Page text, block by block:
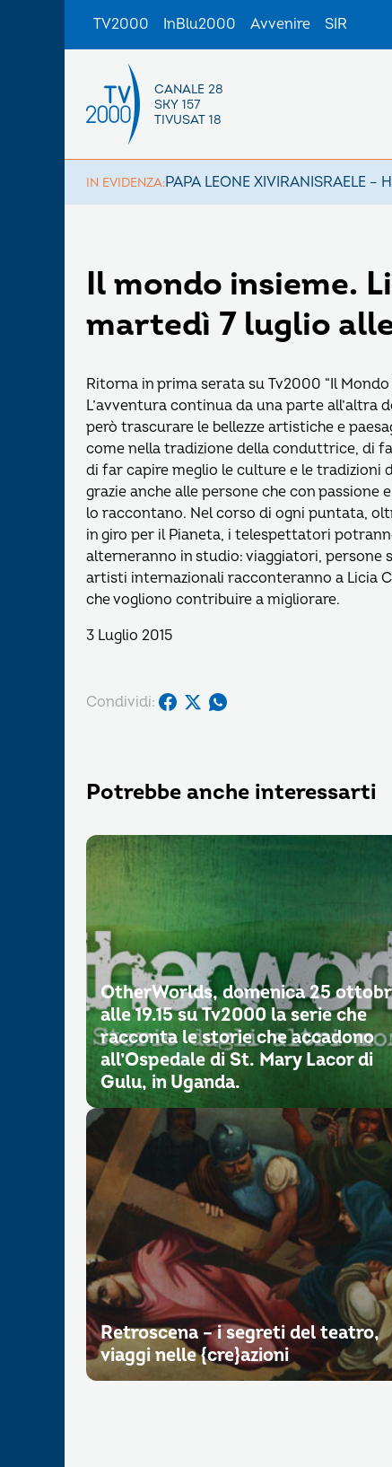
TV2000 InBlu2000 Avvenire SIR
CANALE 28
SKY 157
TIVUSAT 18
IN EVIDENZA:PAPA LEONE XIVIRANISRAELE –
Il mondo insieme.
martedì 7 luglio alle
Ritorna in prima serata su Tv2000 “Il Mondo
L’avventura continua da una parte all’altra
però trascurare le bellezze artistiche e
come nella tradizione della conduttrice, di
di far capire meglio le culture e le
grazie anche alle persone che con passione
lo raccontano. Nel corso di ogni puntata,
in giro per il Pianeta, i telespettatori
alterneranno in studio: viaggiatori, persone
artisti internazionali racconteranno a Licia
che vogliono contribuire a migliorare.
3 Luglio 2015
Condividi:
Potrebbe anche interessarti
OtherWorlds, domenica 25
alle 19.15 su Tv2000 la serie che
racconta le storie che accadono
all’Ospedale di St. Mary Lacor di
Gulu, in Uganda.
Retroscena – i segreti del teatro,
viaggi nelle {cre}azioni